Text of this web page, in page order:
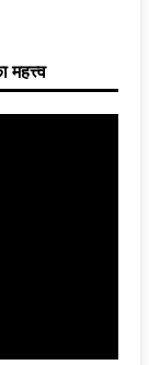
महत्त्व